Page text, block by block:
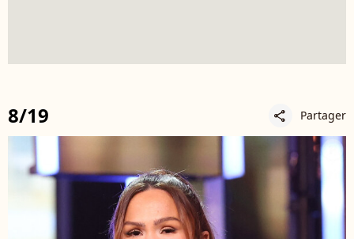
8/19 share Partager